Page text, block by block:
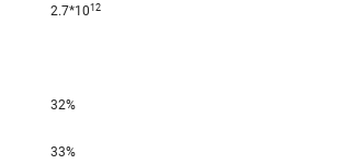
2.7*1012
32%
33%